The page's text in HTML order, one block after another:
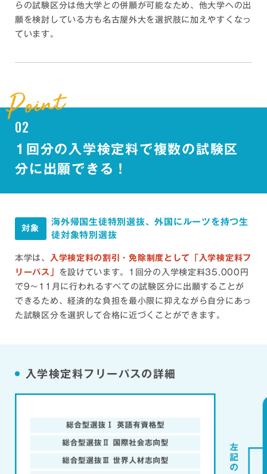
らの試験区分は他大学との併願が可能なため、他大学への出
願を検討している方も名古屋外大を選択肢に加えやすくなっ
ています。
02
1回分の入学検定料で複数の試験区
分に出願できる！
対象
海外帰国生徒特別選抜、外国にルーツを持つ生
徒対象特別選抜
本学は、 入学検定料の割引・免除制度として「入学検定料フ
リーパス」
を設けています。1回分の入学検定料35,000円
で9～11月に行われるすべての試験区分に出願することが
できるため、経済的な負担を最小限に抑えながら自分にあっ
た試験区分を選択して合格に近づくことができます。
入学検定料フリーパスの詳細